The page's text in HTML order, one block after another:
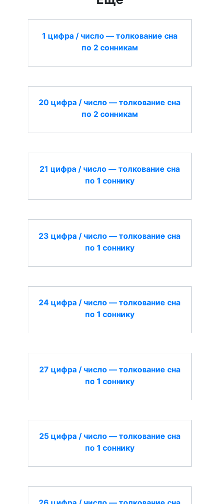
1 цифра / число — толкование сна
по 2 сонникам
20 цифра / число — толкование сна
по 2 сонникам
21 цифра / число — толкование сна
по 1 соннику
23 цифра / число — толкование сна
по 1 соннику
24 цифра / число — толкование сна
по 1 соннику
27 цифра / число — толкование сна
по 1 соннику
25 цифра / число — толкование сна
по 1 соннику